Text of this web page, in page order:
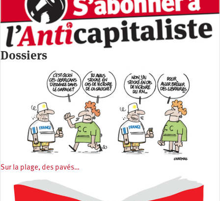
Dossiers
Sur la plage, des pavés…